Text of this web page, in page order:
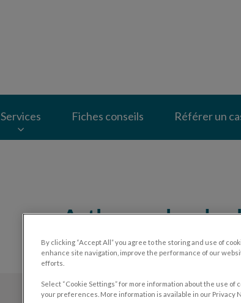
Services Fiches conseils Référer un
Arthrose chez le
By clicking “Accept All” you agree to the storing and use of
enhance site navigation, improve the performance of our
efforts.
Select “Cookie Settings” for more information about the use
your preferences. More information is available in our Privacy